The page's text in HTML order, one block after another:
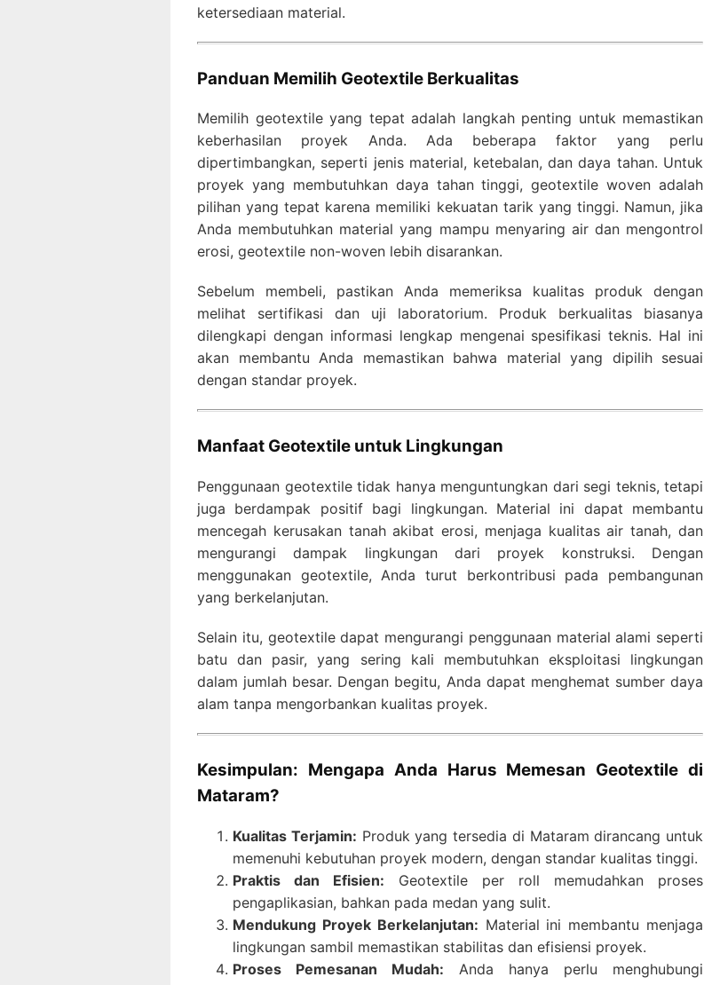
ketersediaan material.
Panduan Memilih Geotextile Berkualitas
Memilih geotextile yang tepat adalah langkah penting untuk memastikan
keberhasilan proyek Anda. Ada beberapa faktor yang perlu
dipertimbangkan, seperti jenis material, ketebalan, dan daya tahan. Untuk
proyek yang membutuhkan daya tahan tinggi, geotextile woven adalah
pilihan yang tepat karena memiliki kekuatan tarik yang tinggi. Namun, jika
Anda membutuhkan material yang mampu menyaring air dan mengontrol
erosi, geotextile non-woven lebih disarankan.
Sebelum membeli, pastikan Anda memeriksa kualitas produk dengan
melihat sertifikasi dan uji laboratorium. Produk berkualitas biasanya
dilengkapi dengan informasi lengkap mengenai spesifikasi teknis. Hal ini
akan membantu Anda memastikan bahwa material yang dipilih sesuai
dengan standar proyek.
Manfaat Geotextile untuk Lingkungan
Penggunaan geotextile tidak hanya menguntungkan dari segi teknis, tetapi
juga berdampak positif bagi lingkungan. Material ini dapat membantu
mencegah kerusakan tanah akibat erosi, menjaga kualitas air tanah, dan
mengurangi dampak lingkungan dari proyek konstruksi. Dengan
menggunakan geotextile, Anda turut berkontribusi pada pembangunan
yang berkelanjutan.
Selain itu, geotextile dapat mengurangi penggunaan material alami seperti
batu dan pasir, yang sering kali membutuhkan eksploitasi lingkungan
dalam jumlah besar. Dengan begitu, Anda dapat menghemat sumber daya
alam tanpa mengorbankan kualitas proyek.
Kesimpulan: Mengapa Anda Harus Memesan Geotextile di
Mataram?
Kualitas Terjamin: Produk yang tersedia di Mataram dirancang untuk
memenuhi kebutuhan proyek modern, dengan standar kualitas tinggi.
Praktis dan Efisien: Geotextile per roll memudahkan proses
pengaplikasian, bahkan pada medan yang sulit.
Mendukung Proyek Berkelanjutan: Material ini membantu menjaga
lingkungan sambil memastikan stabilitas dan efisiensi proyek.
Proses Pemesanan Mudah: Anda hanya perlu menghubungi